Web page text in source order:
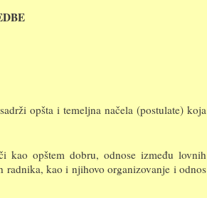
opšta i temeljna načela (postulate) koja
kao opštem dobru, odnose između lovnih
radnika, kao i njihovo organizovanje i odnos